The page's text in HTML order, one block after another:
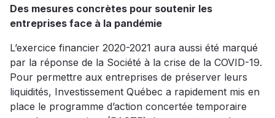
Des mesures concrètes pour soutenir les
entreprises face à la pandémie
L’exercice financier 2020-2021 aura aussi été marqué
par la réponse de la Société à la crise de la COVID-19.
Pour permettre aux entreprises de préserver leurs
liquidités, Investissement Québec a rapidement mis en
place le programme d’action concertée temporaire